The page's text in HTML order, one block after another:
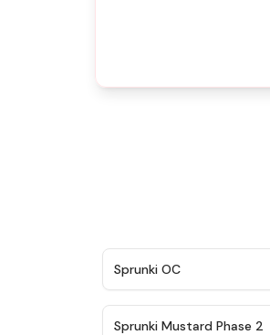
Sprunki OC
★ 4.4
Sprunki Mustard Phase 2